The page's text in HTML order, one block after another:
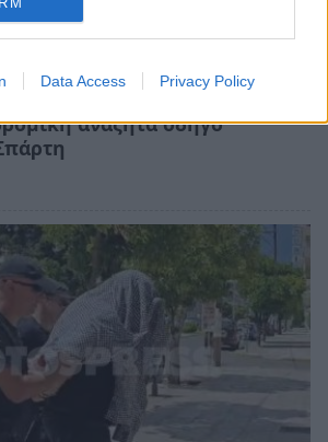
Data Access Privacy Policy
αναζητά οδηγό